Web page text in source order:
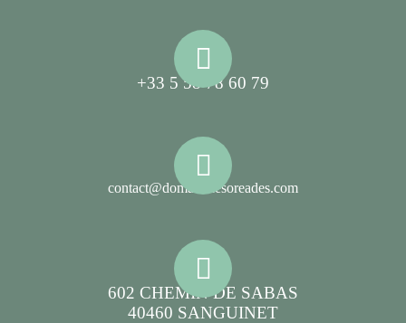
+33 5 58 78 60 79
contact@domainelesoreades.com
602 CHEMIN DE SABAS
40460 SANGUINET